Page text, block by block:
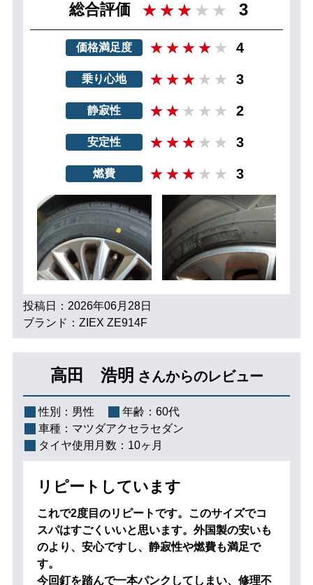
総合評価 3
価格満足度 4
乗り心地 3
静寂性 2
安定性 3
燃費 3
投稿日：2026年06月28日
ブランド：ZIEX ZE914F
高田 浩明 さんからのレビュー
性別： 男性 年齢： 60代
車種： マツダアクセラセダン
タイヤ使用月数： 10ヶ月
リピートしています
これで2度目のリピートです。このサイズでコ
スパはすごくいいと思います。外国製の安いも
のより、安心ですし、静寂性や燃費も満足で
す。
今回釘を踏んで一本パンクしてしまい、修理不